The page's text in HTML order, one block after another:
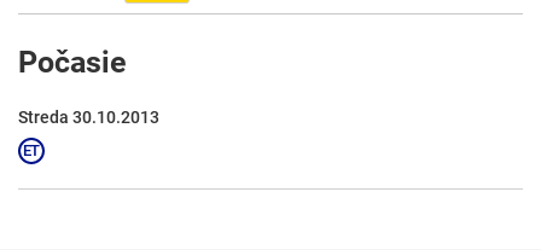
Počasie
Streda 30.10.2013